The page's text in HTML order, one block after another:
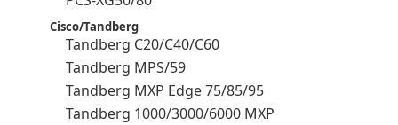
Cisco/Tandberg
Tandberg C20/C40/C60
Tandberg MPS/59
Tandberg MXP Edge 75/85/95
Tandberg 1000/3000/6000 MXP